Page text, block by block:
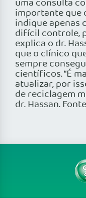
uma consulta
importante que
indique apenas
difícil controle,
explica o dr.
que o clínico
sempre
científicos. “É
atualizar, por
de reciclagem
dr. Hassan.